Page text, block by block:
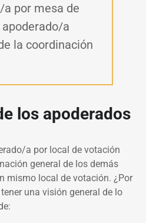
a por mesa de
a
la coordinación
los apoderados
a por local de votación
general de los demás
mismo local de votación. ¿Por
una visión general de lo